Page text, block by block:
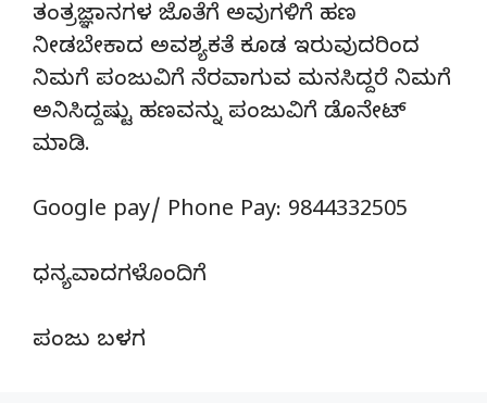
ತಂತ್ರಜ್ಞಾನಗಳ ಜೊತೆಗೆ ಅವುಗಳಿಗೆ ಹಣ
ನೀಡಬೇಕಾದ ಅವಶ್ಯಕತೆ ಕೂಡ ಇರುವುದರಿಂದ
ನಿಮಗೆ ಪಂಜುವಿಗೆ ನೆರವಾಗುವ ಮನಸಿದ್ದರೆ ನಿಮಗೆ
ಅನಿಸಿದ್ದಷ್ಟು ಹಣವನ್ನು ಪಂಜುವಿಗೆ ಡೊನೇಟ್‌
ಮಾಡಿ.
Google pay/ Phone Pay: 9844332505
ಧನ್ಯವಾದಗಳೊಂದಿಗೆ
ಪಂಜು ಬಳಗ